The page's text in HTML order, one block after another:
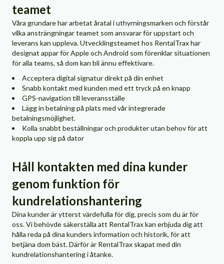
teamet
Våra grundare har arbetat åratal i uthyrningsmarken och förstår
vilka ansträngningar teamet som ansvarar för uppstart och
leverans kan uppleva. Utvecklingsteamet hos RentalTrax har
designat appar för Apple och Android som förenklar situationen
för alla teams, så dom kan bli ännu effektivare.
Acceptera digital signatur direkt på din enhet
Snabb kontakt med kunden med ett tryck på en knapp
GPS-navigation till leveransställe
Lägg in betalning på plats med vår integrerade
betalningsmöjlighet.
Kolla snabbt beställningar och produkter utan behov för att
koppla upp sig på dator
Håll kontakten med dina kunder
genom funktion för
kundrelationshantering
Dina kunder är ytterst värdefulla för dig, precis som du är för
oss. Vi behövde säkerställa att RentalTrax kan erbjuda dig att
hålla reda på dina kunders information och historik, för att
betjäna dom bäst. Därför är RentalTrax skapat med din
kundrelationshantering i åtanke.